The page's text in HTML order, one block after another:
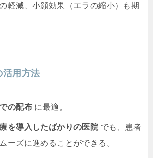
軽減、小顔効果（エラの縮小）も期
活用方法
の配布 に最適。
を導入したばかりの医院でも、患者
ーズに進めることができる。